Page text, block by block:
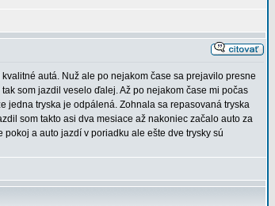
autá. Nuž ale po nejakom čase sa prejavilo presne
som jazdil veselo ďalej. Až po nejakom čase mi počas
jedna tryska je odpálená. Zohnala sa repasovaná tryska
som takto asi dva mesiace až nakoniec začalo auto za
a auto jazdí v poriadku ale ešte dve trysky sú